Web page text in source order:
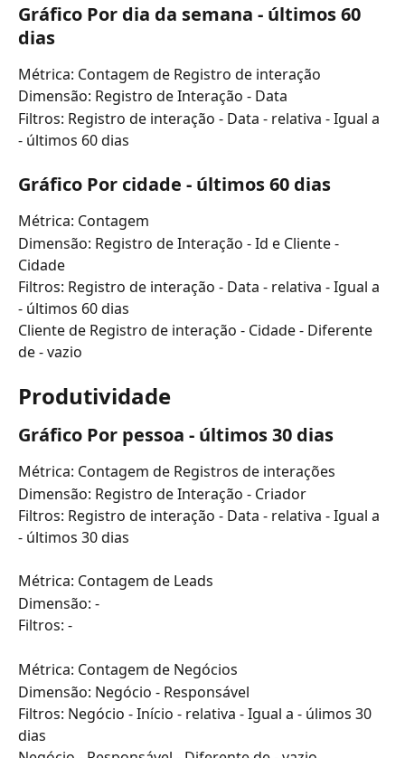
Gráfico Por dia da semana - últimos 60
dias
Métrica: Contagem de Registro de interação
Dimensão: Registro de Interação - Data
Filtros: Registro de interação - Data - relativa - Igual a
- últimos 60 dias
Gráfico Por cidade - últimos 60 dias
Métrica: Contagem
Dimensão: Registro de Interação - Id e Cliente -
Cidade
Filtros: Registro de interação - Data - relativa - Igual a
- últimos 60 dias
Cliente de Registro de interação - Cidade - Diferente
de - vazio
Produtividade
Gráfico Por pessoa - últimos 30 dias
Métrica: Contagem de Registros de interações
Dimensão: Registro de Interação - Criador
Filtros: Registro de interação - Data - relativa - Igual a
- últimos 30 dias
Métrica: Contagem de Leads
Dimensão: -
Filtros: -
Métrica: Contagem de Negócios
Dimensão: Negócio - Responsável
Filtros: Negócio - Início - relativa - Igual a - úlimos 30
dias